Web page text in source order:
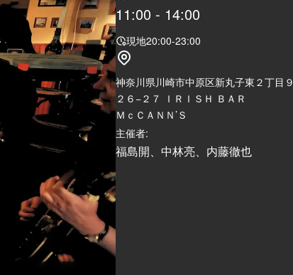
11:00 - 14:00
現地20:00-23:00
神奈川県川崎市中原区新丸子東２丁目９
２６−２７ ＩＲＩＳＨ ＢＡＲ
ＭｃＣＡＮＮ’Ｓ
主催者:
福島開、中林亮、内藤徹也